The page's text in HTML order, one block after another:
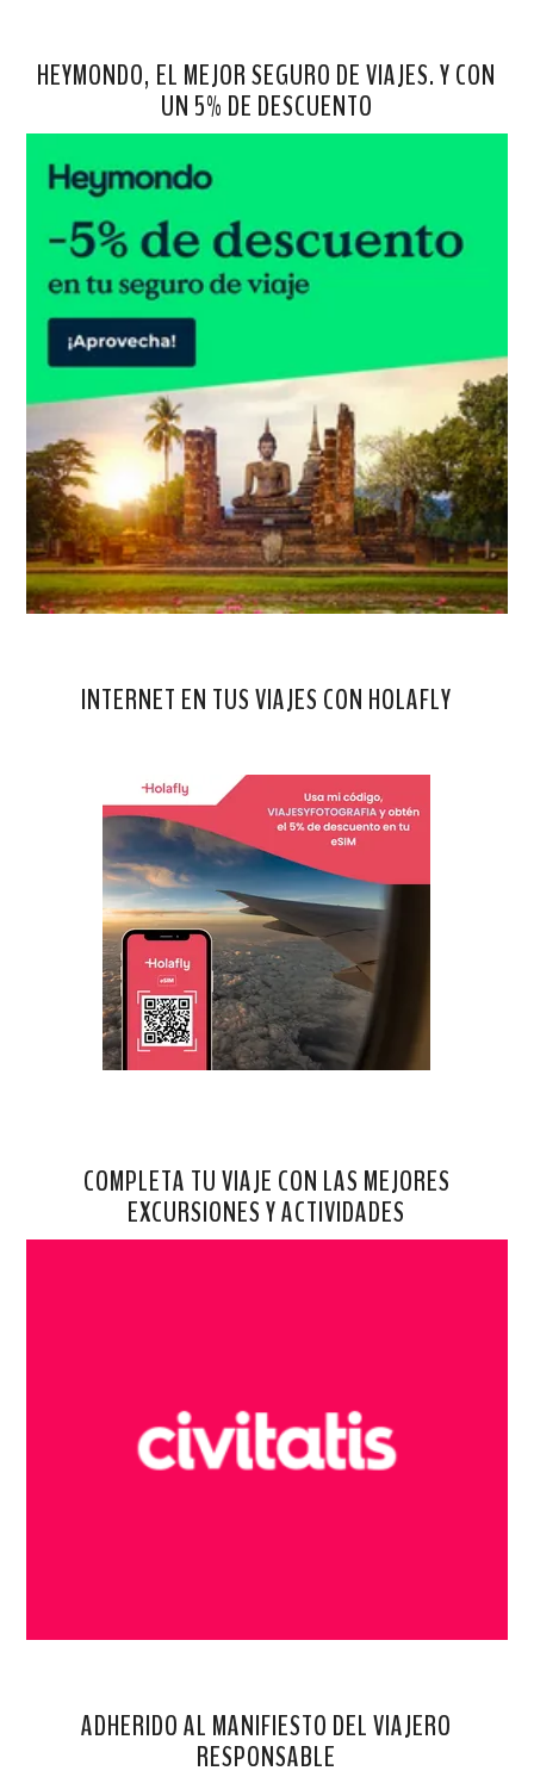
HEYMONDO, EL MEJOR SEGURO DE VIAJES. Y CON
UN 5% DE DESCUENTO
INTERNET EN TUS VIAJES CON HOLAFLY
COMPLETA TU VIAJE CON LAS MEJORES
EXCURSIONES Y ACTIVIDADES
ADHERIDO AL MANIFIESTO DEL VIAJERO
RESPONSABLE